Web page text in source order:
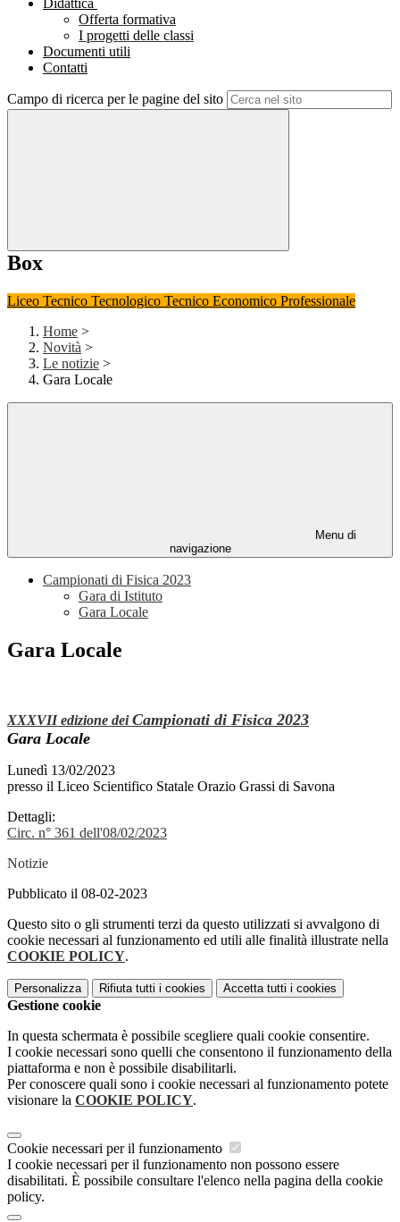
Didattica
Offerta formativa
I progetti delle classi
Documenti utili
Contatti
Campo di ricerca per le pagine del sito
Box
Liceo Tecnico Tecnologico Tecnico Economico Professionale
Home >
Novità >
Le notizie >
Gara Locale
Menu di
navigazione
Campionati di Fisica 2023
Gara di Istituto
Gara Locale
Gara Locale
XXXVII edizione dei Campionati di Fisica 2023
Gara Locale
Lunedì 13/02/2023
presso il Liceo Scientifico Statale Orazio Grassi di Savona
Dettagli:
Circ. n° 361 dell'08/02/2023
Notizie
Pubblicato il 08-02-2023
Questo sito o gli strumenti terzi da questo utilizzati si avvalgono di
cookie necessari al funzionamento ed utili alle finalità illustrate nella
COOKIE POLICY.
Personalizza Rifiuta tutti i cookies Accetta tutti i cookies
Gestione cookie
In questa schermata è possibile scegliere quali cookie consentire.
I cookie necessari sono quelli che consentono il funzionamento della
piattaforma e non è possibile disabilitarli.
Per conoscere quali sono i cookie necessari al funzionamento potete
visionare la COOKIE POLICY.
Cookie necessari per il funzionamento
I cookie necessari per il funzionamento non possono essere
disabilitati. È possibile consultare l'elenco nella pagina della cookie
policy.